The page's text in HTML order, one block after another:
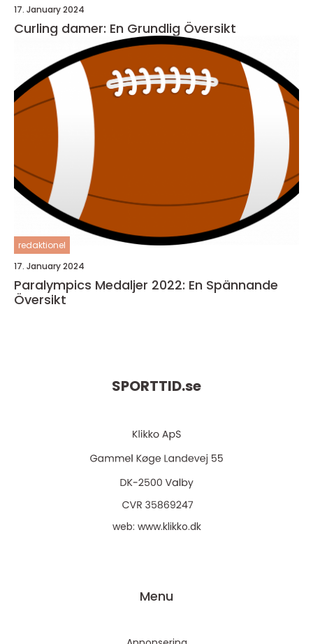
17. January 2024
Curling damer: En Grundlig Översikt
redaktionel
17. January 2024
Paralympics Medaljer 2022: En Spännande
Översikt
SPORTTID.se
web: www.klikko.dk
Menu